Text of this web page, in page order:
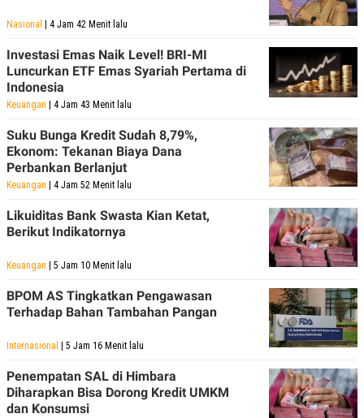
Nasional | 4 Jam 42 Menit lalu
Investasi Emas Naik Level! BRI-MI
Luncurkan ETF Emas Syariah Pertama di
Indonesia
Keuangan | 4 Jam 43 Menit lalu
Suku Bunga Kredit Sudah 8,79%,
Ekonom: Tekanan Biaya Dana
Perbankan Berlanjut
Keuangan | 4 Jam 52 Menit lalu
Likuiditas Bank Swasta Kian Ketat,
Berikut Indikatornya
Keuangan | 5 Jam 10 Menit lalu
BPOM AS Tingkatkan Pengawasan
Terhadap Bahan Tambahan Pangan
Internasional | 5 Jam 16 Menit lalu
Penempatan SAL di Himbara
Diharapkan Bisa Dorong Kredit UMKM
dan Konsumsi